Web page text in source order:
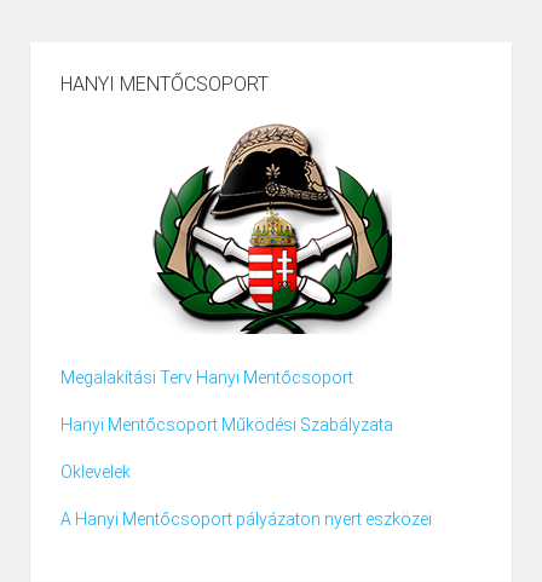
HANYI MENTŐCSOPORT
Megalakítási Terv Hanyi Mentőcsoport
Hanyi Mentőcsoport Működési Szabályzata
Oklevelek
A Hanyi Mentőcsoport pályázaton nyert eszközei